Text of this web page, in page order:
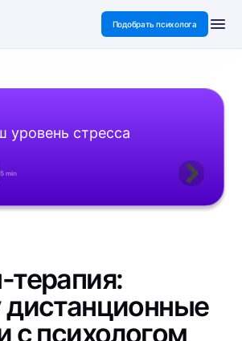
Подобрать психолога
уровень стресса
5 min
терапия:
дистанционные
с психологом